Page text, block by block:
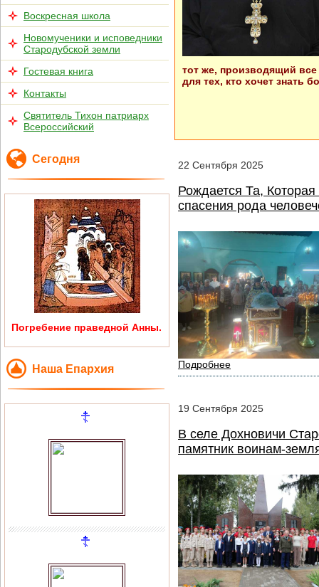
Воскресная школа
Новомученики и исповедники
Стародубской земли
Гостевая книга
Контакты
Святитель Тихон патриарх
Всероссийский
Сегодня
Погребение праведной Анны.
Наша Епархия
тот же, производящий все
для тех, кто хочет знать
22 Сентября 2025
Рождается Та,
спасения рода
Подробнее
19 Сентября 2025
В селе Дохновичи
памятник воинам-